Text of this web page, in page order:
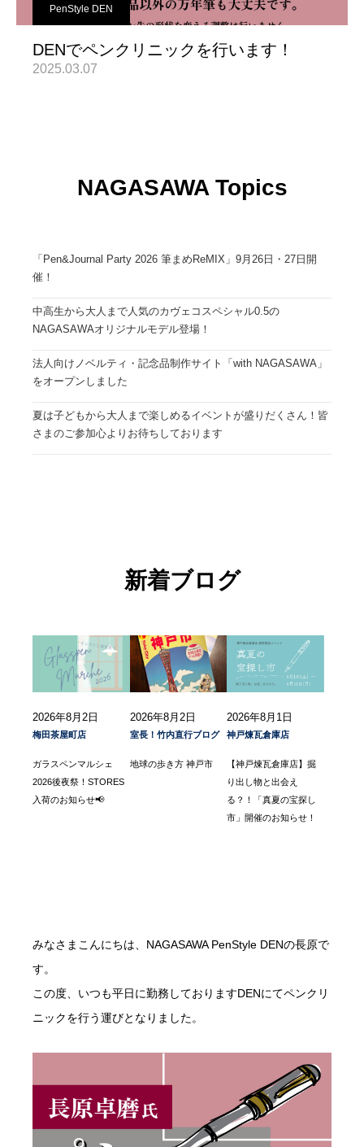
PenStyle DEN
DENでペンクリニックを行います！
2025.03.07
NAGASAWA Topics
「Pen&Journal Party 2026 筆まめReMIX」9月26日・27日開
催！
中高生から大人まで人気のカヴェコスペシャル0.5の
NAGASAWAオリジナルモデル登場！
法人向けノベルティ・記念品制作サイト「with NAGASAWA」
をオープンしました
夏は子どもから大人まで楽しめるイベントが盛りだくさん！皆
さまのご参加心よりお待ちしております
新着ブログ
2026年8月2日
梅田茶屋町店
ガラスペンマルシェ
2026後夜祭！STORES
入荷のお知らせ📢
2026年8月2日
室長！竹内直行ブログ
地球の歩き方 神戸市
2026年8月1日
神戸煉瓦倉庫店
【神戸煉瓦倉庫店】掘
り出し物と出会え
る？！「真夏の宝探し
市」開催のお知らせ！
みなさまこんにちは、NAGASAWA PenStyle DENの長原で
す。
この度、いつも平日に勤務しておりますDENにてペンクリ
ニックを行う運びとなりました。